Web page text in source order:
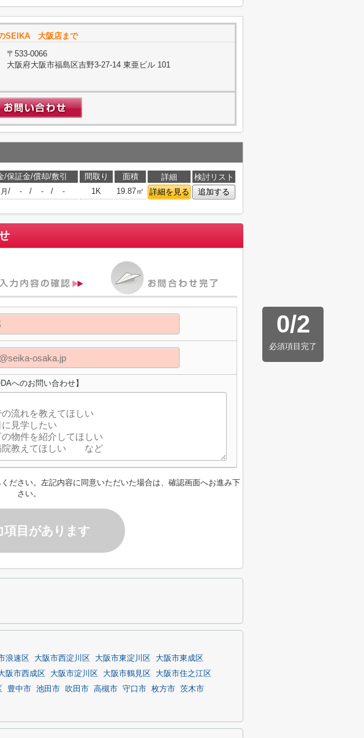
SEIKA 大阪店まで
〒533-0066
大阪府大阪市福島区吉野3-27-14 東亜ビル 101
/保証金/償却/敷引 間取り 面積 詳細
検討リスト
/ - / - / - 1K 19.87㎡ 詳細を見る 追加する
0/2
必須項目完了
へのお問い合わせ】
ださい。左記内容に同意いただいた場合は、確認画面へお進み下
さい。
項目があります
浪速区 大阪市西淀川区 大阪市東淀川区
大阪市東成区
阪市西成区 大阪市淀川区 大阪市鶴見区
大阪市住之江区
豊中市 池田市 吹田市 高槻市 守口市 枚方市 茨木市